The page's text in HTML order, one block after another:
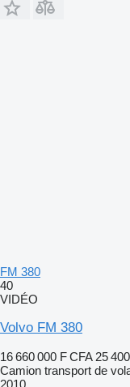
FM 380
40
VIDÉO
Volvo FM 380
16 660 000 F CFA 25
Camion transport de
2010